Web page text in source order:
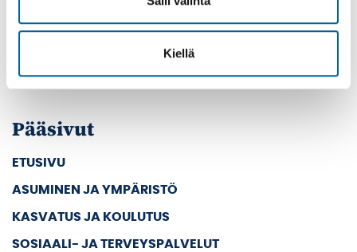
Kiellä
39501 IKAALINEN
Pääsivut
ETUSIVU
ASUMINEN JA YMPÄRISTÖ
KASVATUS JA KOULUTUS
SOSIAALI- JA TERVEYSPALVELUT